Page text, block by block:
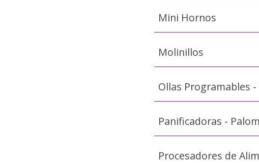
Mini Hornos
Molinillos
Ollas Programables
Panificadoras -
Procesadores de